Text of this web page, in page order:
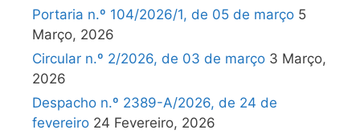
Portaria n.º 104/2026/1, de 05 de março 5
Março, 2026
Circular n.º 2/2026, de 03 de março 3 Março,
2026
Despacho n.º 2389-A/2026, de 24 de
fevereiro 24 Fevereiro, 2026